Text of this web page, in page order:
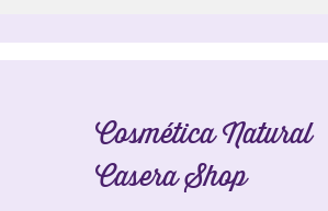
Cosmética Natural
Casera Shop